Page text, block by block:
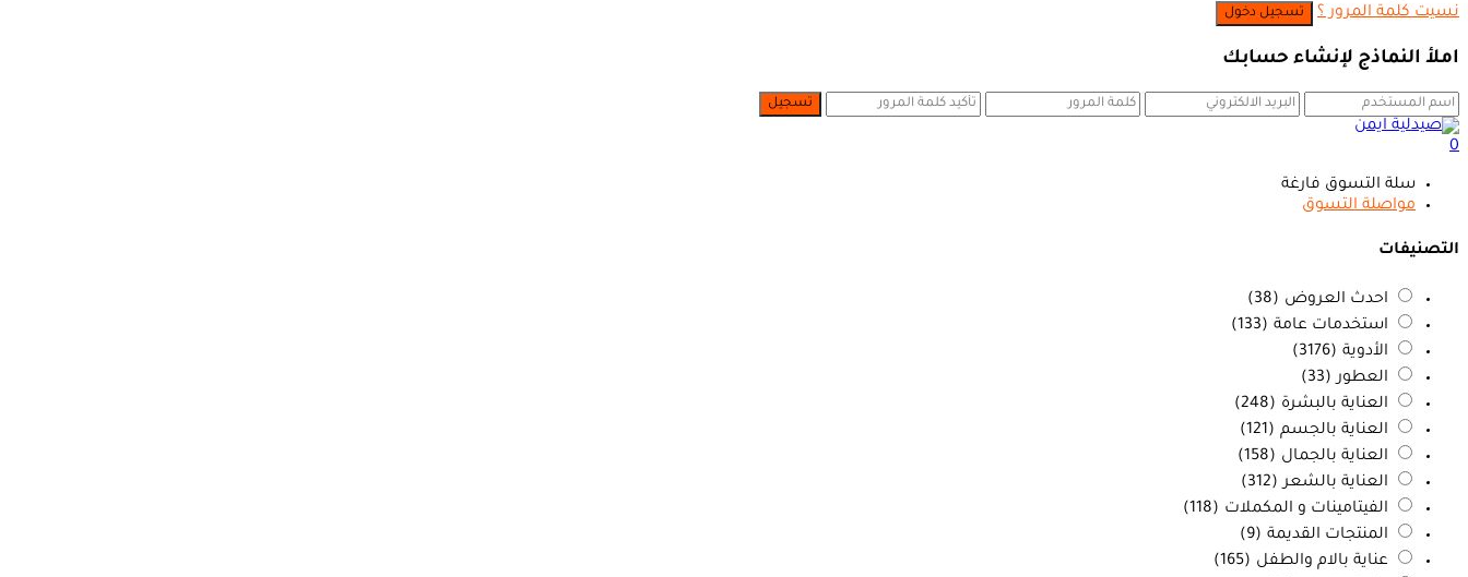
نسيت كلمة المرور ؟
املأ النماذج لإنشاء حسابك
0
سلة التسوق فارغة
مواصلة التسوق
التصنيفات
احدث العروض (38)
استخدمات عامة (133)
الأدوية (3176)
العطور (33)
العناية بالبشرة (248)
العناية بالجسم (121)
العناية بالجمال (158)
العناية بالشعر (312)
الفيتامينات و المكملات (118)
المنتجات القديمة (9)
عناية بالام والطفل (165)